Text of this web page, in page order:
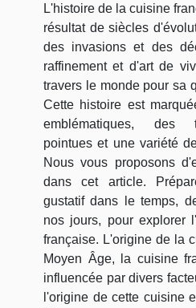
L'histoire de la cuisine
résultat de siècles
des invasions et des
raffinement et d'art de
travers le monde pour sa
Cette histoire est
emblématiques, des
pointues et une variété
Nous vous proposons
dans cet article.
gustatif dans le temps,
nos jours, pour explorer
française. L'origine de la
Moyen Âge, la cuisine
influencée par divers
l'origine de cette cuisine